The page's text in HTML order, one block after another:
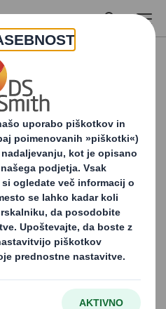
orodje za testiranje,
embalažno
vašim potrebam.
kar predstavlja
(assurance),
okolje (environment).